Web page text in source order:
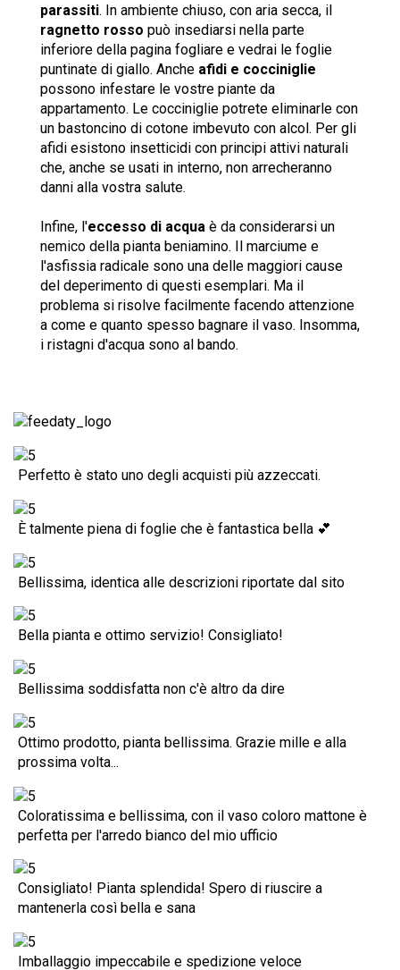
parassiti. In ambiente chiuso, con aria secca, il
ragnetto rosso può insediarsi nella parte
inferiore della pagina fogliare e vedrai le foglie
puntinate di giallo. Anche afidi e cocciniglie
possono infestare le vostre piante da
appartamento. Le cocciniglie potrete eliminarle con
un bastoncino di cotone imbevuto con alcol. Per gli
afidi esistono insetticidi con principi attivi naturali
che, anche se usati in interno, non arrecheranno
danni alla vostra salute.
Infine, l'eccesso di acqua è da considerarsi un
nemico della pianta beniamino. Il marciume e
l'asfissia radicale sono una delle maggiori cause
del deperimento di questi esemplari. Ma il
problema si risolve facilmente facendo attenzione
a come e quanto spesso bagnare il vaso. Insomma,
i ristagni d'acqua sono al bando.
Perfetto è stato uno degli acquisti più azzeccati.
È talmente piena di foglie che è fantastica bella 💕
Bellissima, identica alle descrizioni riportate dal sito
Bella pianta e ottimo servizio! Consigliato!
Bellissima soddisfatta non c'è altro da dire
Ottimo prodotto, pianta bellissima. Grazie mille e alla
prossima volta...
Coloratissima e bellissima, con il vaso coloro mattone è
perfetta per l'arredo bianco del mio ufficio
Consigliato! Pianta splendida! Spero di riuscire a
mantenerla così bella e sana
Imballaggio impeccabile e spedizione veloce